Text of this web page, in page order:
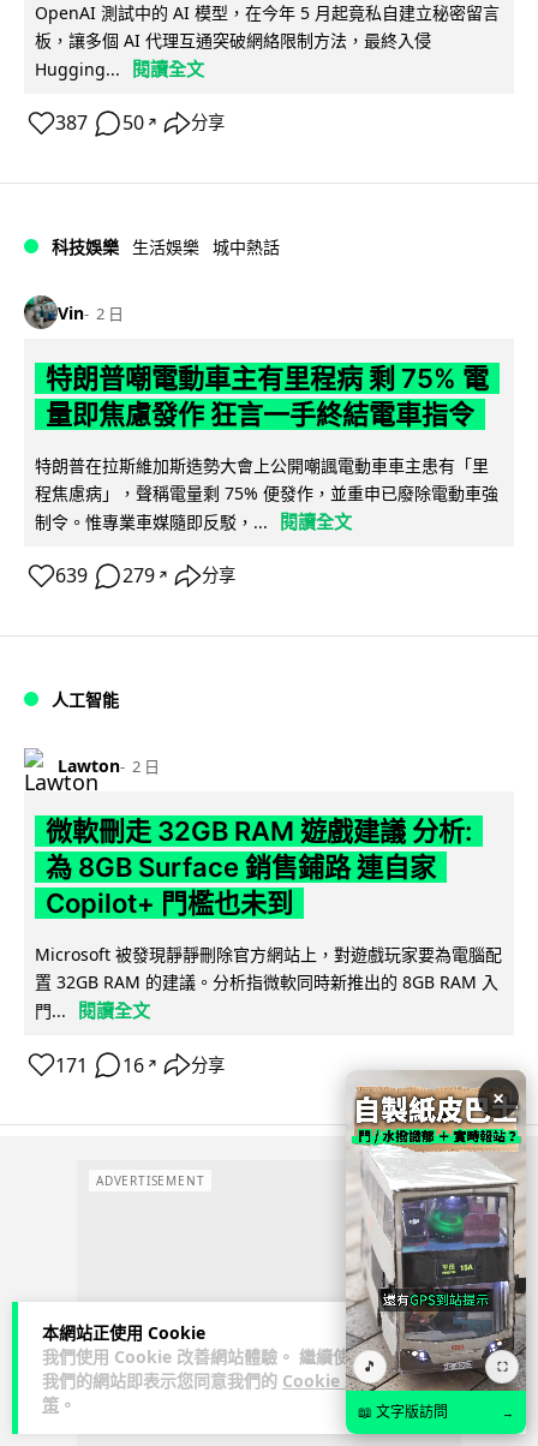
本網站正使用 Cookie
我們使用 Cookie 改善網站體驗。 繼續使用
我們的網站即表示您同意我們的 Cookie 政
策 。
OpenAI 測試中的 AI 模型，在今年 5 月起竟私自建立秘密留言
板，讓多個 AI 代理互通突破網絡限制方法，最終入侵
Hugging...
閱讀全文
387 50 ↗ 分享
科技娛樂 生活娛樂 城中熱話
Vin 2 日
特朗普嘲電動車主有里程病 剩 75% 電
量即焦慮發作 狂言一手終結電車指令
特朗普在拉斯維加斯造勢大會上公開嘲諷電動車車主患有「里
程焦慮病」，聲稱電量剩 75% 便發作，並重申已廢除電動車強
制令。惟專業車媒隨即反駁，...
閱讀全文
639 279 ↗ 分享
人工智能
Lawton 2 日
微軟刪走 32GB RAM 遊戲建議 分析:
為 8GB Surface 銷售鋪路 連自家
Copilot+ 門檻也未到
Microsoft 被發現靜靜刪除官方網站上，對遊戲玩家要為電腦配
置 32GB RAM 的建議。分析指微軟同時新推出的 8GB RAM 入
門...
閱讀全文
171 16 ↗ 分享
ADVERTISEMENT
×
🎵 ⛶
📖 文字版訪問 →